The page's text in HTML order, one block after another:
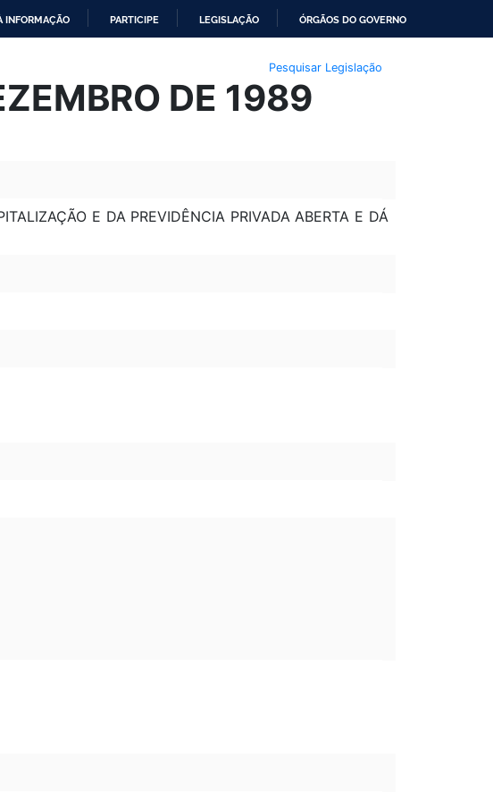
INFORMAÇÃO PARTICIPE LEGISLAÇÃO ÓRGÃOS DO GOVERNO
Pesquisar Legislação
DE 1989
E DA PREVIDÊNCIA PRIVADA ABERTA E DÁ